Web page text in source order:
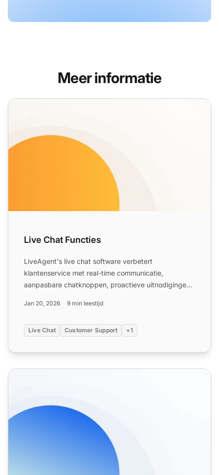
Meer informatie
Live Chat Functies
Live Chat Functies
LiveAgent's live chat software verbetert
klantenservice met real-time communicatie,
aanpasbare chatknoppen, proactieve uitnodigingen
Jan 20, 2026 9 min leestijd
Live Chat Customer Support +1
CMS-integratie voor contentbeheer